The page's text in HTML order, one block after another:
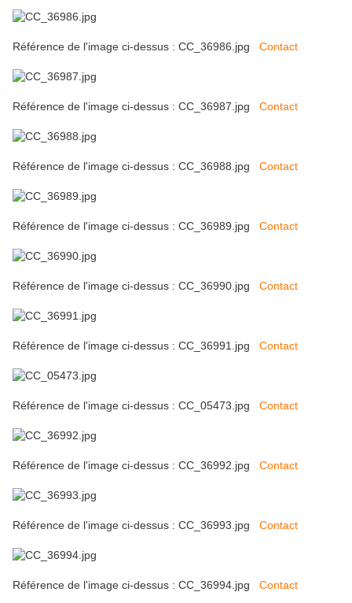
Référence de l'image ci-dessus : CC_36986.jpg Contact
Référence de l'image ci-dessus : CC_36987.jpg Contact
Référence de l'image ci-dessus : CC_36988.jpg Contact
Référence de l'image ci-dessus : CC_36989.jpg Contact
Référence de l'image ci-dessus : CC_36990.jpg Contact
Référence de l'image ci-dessus : CC_36991.jpg Contact
Référence de l'image ci-dessus : CC_05473.jpg Contact
Référence de l'image ci-dessus : CC_36992.jpg Contact
Référence de l'image ci-dessus : CC_36993.jpg Contact
Référence de l'image ci-dessus : CC_36994.jpg Contact